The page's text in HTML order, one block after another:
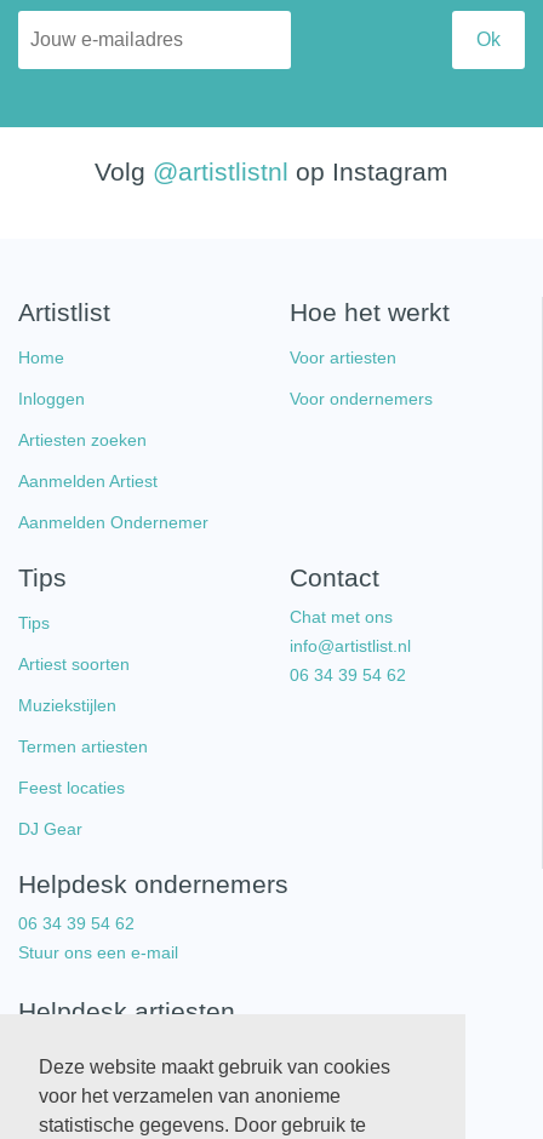
Deze website maakt gebruik van cookies
voor het verzamelen van anonieme
statistische gegevens. Door gebruik te
Volg @artistlistnl op Instagram
Artistlist
Home
Inloggen
Artiesten zoeken
Aanmelden Artiest
Aanmelden Ondernemer
Hoe het werkt
Voor artiesten
Voor ondernemers
Tips
Tips
Artiest soorten
Muziekstijlen
Termen artiesten
Feest locaties
DJ Gear
Contact
Chat met ons
info@artistlist.nl
06 34 39 54 62
Helpdesk ondernemers
06 34 39 54 62
Stuur ons een e-mail
Helpdesk artiesten
Stuur ons een e-mail